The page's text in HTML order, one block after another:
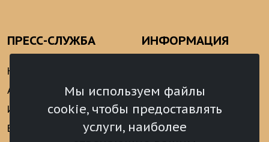
Мы используем файлы
cookie, чтобы предоставлять
услуги, наиболее
ПРЕСС-СЛУЖБА
Новости
Анонсы
Интервью
Видеоматериалы
ИНФОРМАЦИЯ
аналитические
материалы
Реализация Послания
Президента РФ